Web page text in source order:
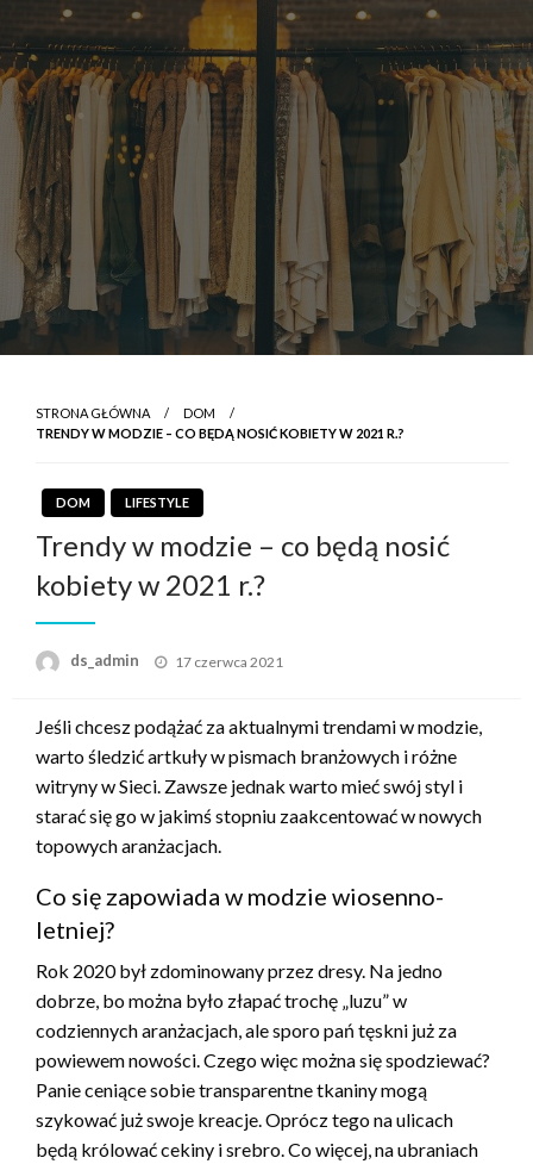
STRONA GŁÓWNA
DOM
TRENDY W MODZIE – CO BĘDĄ NOSIĆ KOBIETY W 2021 R.?
DOM LIFESTYLE
Trendy w modzie – co będą nosić
kobiety w 2021 r.?
ds_admin Napisano
17 czerwca 2021
Jeśli chcesz podążać za aktualnymi trendami w modzie,
warto śledzić artkuły w pismach branżowych i różne
witryny w Sieci. Zawsze jednak warto mieć swój styl i
starać się go w jakimś stopniu zaakcentować w nowych
topowych aranżacjach.
Co się zapowiada w modzie wiosenno-
letniej?
Rok 2020 był zdominowany przez dresy. Na jedno
dobrze, bo można było złapać trochę „luzu” w
codziennych aranżacjach, ale sporo pań tęskni już za
powiewem nowości. Czego więc można się spodziewać?
Panie ceniące sobie transparentne tkaniny mogą
szykować już swoje kreacje. Oprócz tego na ulicach
będą królować cekiny i srebro. Co więcej, na ubraniach